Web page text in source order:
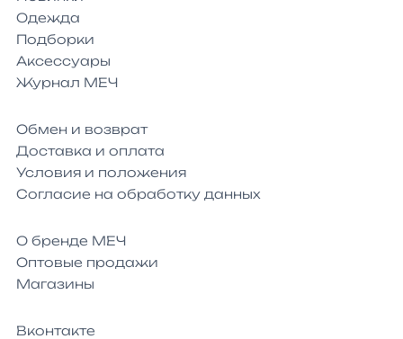
Одежда
Подборки
Аксессуары
Журнал МЕЧ
Обмен и возврат
Доставка и оплата
Условия и положения
Согласие на обработку данных
О бренде МЕЧ
Оптовые продажи
Магазины
Вконтакте